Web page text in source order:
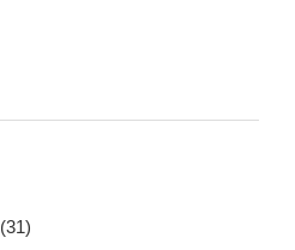
(31)